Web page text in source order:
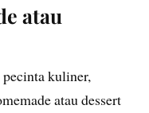
atau
pecinta kuliner,
atau dessert